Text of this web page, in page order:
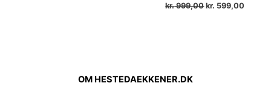
kr.999,00 kr. 599,00
OM HESTEDAEKKENER.DK